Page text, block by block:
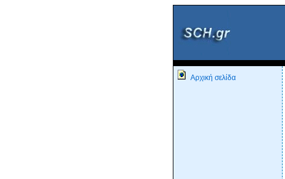
Αρχική σελίδα